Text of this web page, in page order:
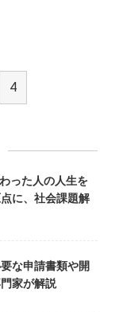
4
った人の人生を
に、社会課題解
な申請書類や開
家が解説